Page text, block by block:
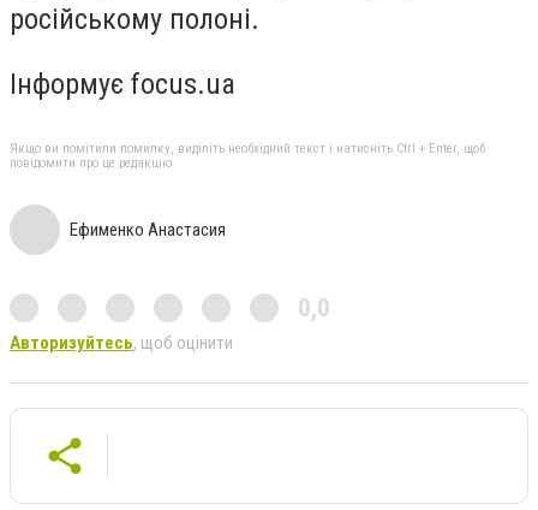
російському полоні.
Інформує focus.ua
Якщо ви помітили помилку, виділіть необхідний текст і натисніть Ctrl + Enter, щоб
повідомити про це редакцію
Ефименко Анастасия
0,0
Авторизуйтесь, щоб оцінити